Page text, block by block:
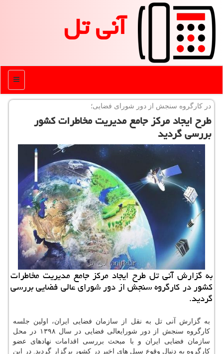
آنی تل
منو
در كارگروه سنجش از دور شورای فضایی؛
طرح ایجاد مركز جامع مدیریت مخاطرات كشور
بررسی گردید
به گزارش آنی تل طرح ایجاد مركز جامع مدیریت مخاطرات
كشور در كارگروه سنجش از دور شورای عالی فضایی بررسی
گردید.
به گزارش آنی تل به نقل از سازمان فضایی ایران، اولین جلسه
كارگروه سنجش از دور شورایعالی فضایی در سال ۱۳۹۸ در محل
سازمان فضایی ایران و با مبحث بررسی اقدامات نهادهای عضو
كارگروه به دنبال وقوع سیل های اخیر در كشور برگزار گردید. در این